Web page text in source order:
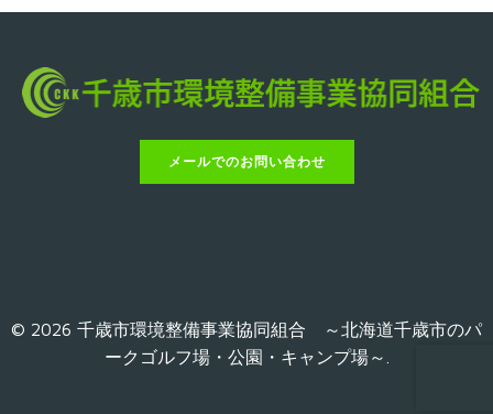
メールでのお問い合わせ
© 2026 千歳市環境整備事業協同組合 ～北海道千歳市のパ
ークゴルフ場・公園・キャンプ場～.